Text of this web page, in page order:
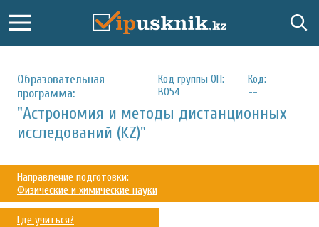
Образовательная
программа:
Код группы ОП:
B054
Код:
--
"Астрономия и методы дистанционных
исследований (KZ)"
Направление подготовки:
Физические и химические науки
Где учиться?